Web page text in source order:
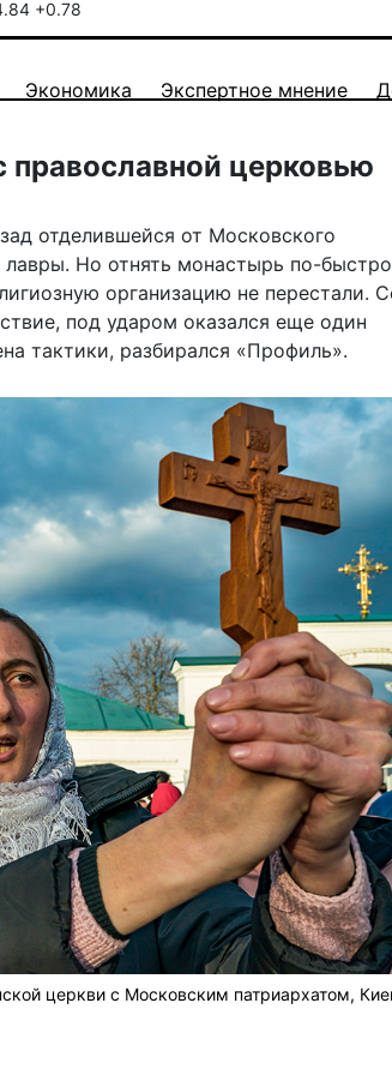
+0.78
Экономика Экспертное мнение
православной церковью
отделившейся от Московского
Но отнять монастырь по-
организацию не перестали.
под ударом оказался еще один
тактики, разбирался «Профиль».
церкви с Московским патриархатом,